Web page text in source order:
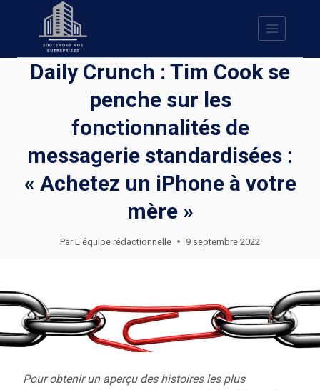
Daily Crunch : Tim Cook se
penche sur les
fonctionnalités de
messagerie standardisées :
« Achetez un iPhone à votre
mère »
Par L'équipe rédactionnelle 9 septembre 2022
Pour obtenir un aperçu des histoires les plus